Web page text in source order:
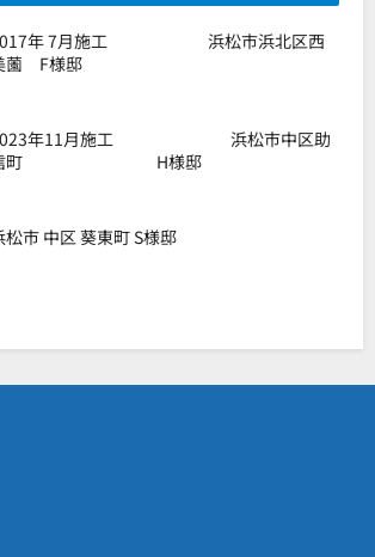
年 7月施工 浜松市浜北区西
薗 F様邸
年11月施工 浜松市中区助
町 H様邸
松市 中区 葵東町 S様邸